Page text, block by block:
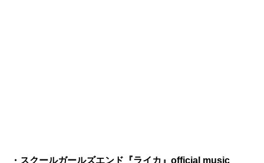
・スクールガールズエンド『ライカ』official music